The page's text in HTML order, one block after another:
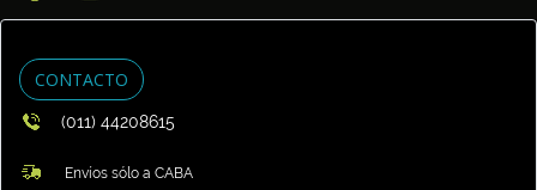
CONTACTO
(011) 44208615
Envíos sólo a CABA